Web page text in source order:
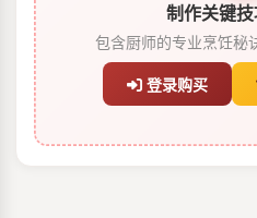
制作关键
包含厨师的专业烹饪秘
登录购买